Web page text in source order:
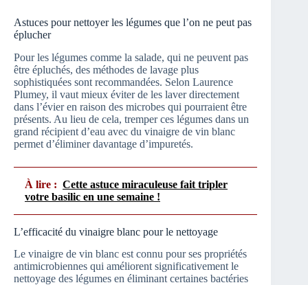
Astuces pour nettoyer les légumes que l’on ne peut pas
éplucher
Pour les légumes comme la salade, qui ne peuvent pas
être épluchés, des méthodes de lavage plus
sophistiquées sont recommandées. Selon Laurence
Plumey, il vaut mieux éviter de les laver directement
dans l’évier en raison des microbes qui pourraient être
présents. Au lieu de cela, tremper ces légumes dans un
grand récipient d’eau avec du vinaigre de vin blanc
permet d’éliminer davantage d’impuretés.
À lire : Cette astuce miraculeuse fait tripler
votre basilic en une semaine !
L’efficacité du vinaigre blanc pour le nettoyage
Le vinaigre de vin blanc est connu pour ses propriétés
antimicrobiennes qui améliorent significativement le
nettoyage des légumes en éliminant certaines bactéries